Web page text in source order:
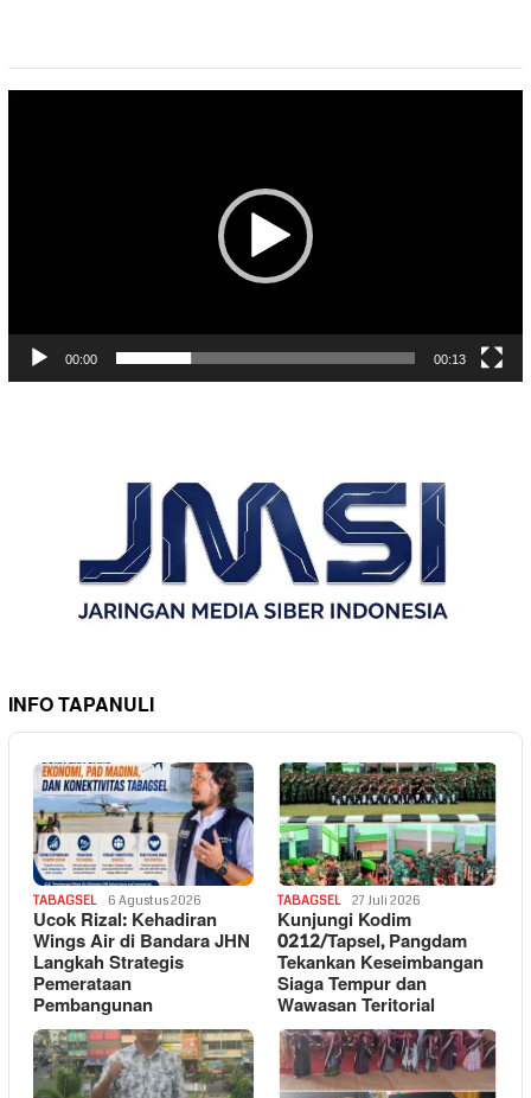
00:00 00:13
INFO TAPANULI
TABAGSEL 6 Agustus 2026
Ucok Rizal: Kehadiran
Wings Air di Bandara JHN
Langkah Strategis
Pemerataan
Pembangunan
TABAGSEL 27 Juli 2026
Kunjungi Kodim
0212/Tapsel, Pangdam
Tekankan Keseimbangan
Siaga Tempur dan
Wawasan Teritorial